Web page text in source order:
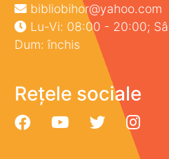
bibliobihor@yahoo.com
Lu-Vi: 08:00 - 20:00;
Dum: închis
Rețele sociale